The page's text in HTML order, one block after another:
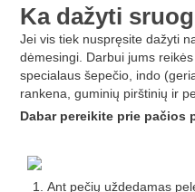
Kadažyti
Jei vis tiek nuspręsite dažyti
dėmesingi. Darbui jums
specialaus šepečio, indo
rankena, guminių pirštinių ir
Dabar pereikite prie pačios
Ant pečių uždedamas